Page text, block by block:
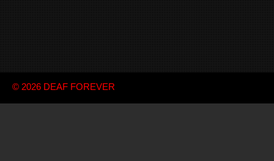
© 2026 DEAF FOREVER